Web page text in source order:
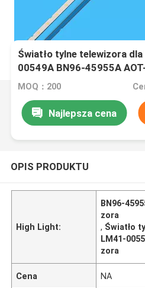
Światło tylne telewizora
00549A BN96-45955A
UA40NU7300J
MOQ：200
Najlepsza cena
OPIS PRODUKTU
High Light:
BN96-
zora
, Światło
LM41-
zora
Cena NA